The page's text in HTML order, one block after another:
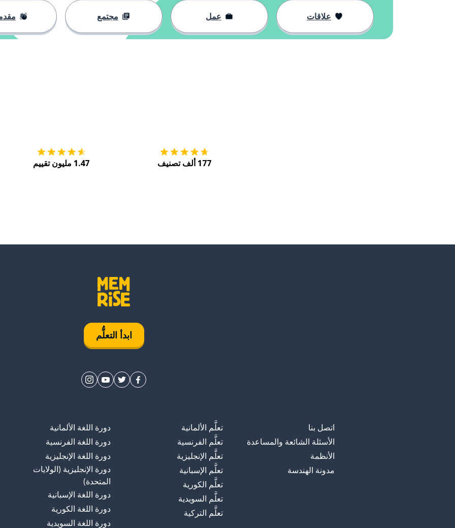
علاقات عمل مجتمع
177 ألف تصنيف 1.47 مليون تقييم
ابدأ التعلُّم
اتصل بنا
الأسئلة الشائعة والمساعدة
الأنظمة
مدونة الهندسة
تعلَّم الألمانية
تعلَّم الفرنسية
تعلَّم الإنجليزية
تعلَّم الإسبانية
تعلَّم الكورية
تعلَّم السويدية
تعلَّم التركية
دورة اللغة الألمانية
دورة اللغة الفرنسية
دورة اللغة الإنجليزية
دورة الإنجليزية (الولايات
المتحدة)
دورة اللغة الإسبانية
دورة اللغة الكورية
دورة اللغة السويدية